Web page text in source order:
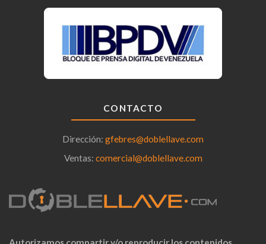
CONTACTO
Dirección: gfebres@doblellave.com
Ventas: comercial@doblellave.com